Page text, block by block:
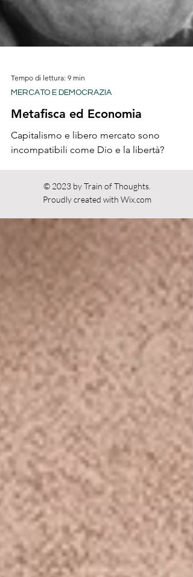
Tempo di lettura: 9 min
MERCATO E DEMOCRAZIA
Metafisca ed Economia
Capitalismo e libero mercato sono
incompatibili come Dio e la libertà?
© 2023 by Train of Thoughts.
Proudly created with